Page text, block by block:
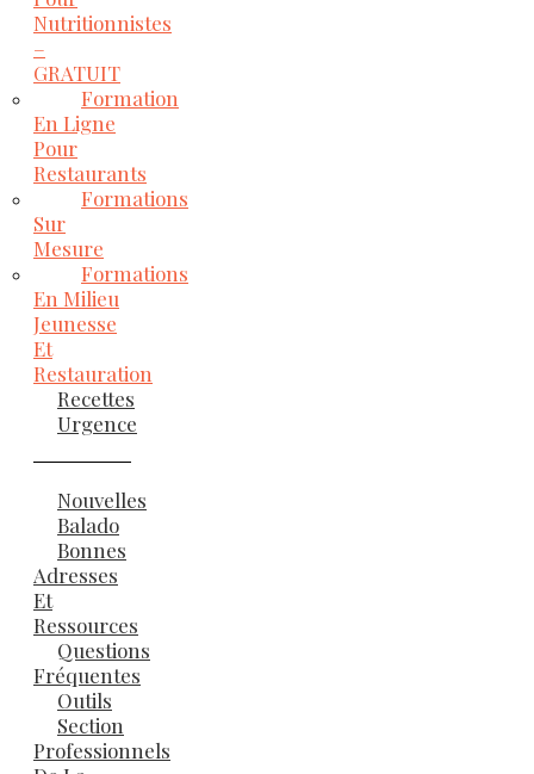
Nutritionnistes
–
GRATUIT
Formation
En Ligne
Pour
Restaurants
Formations
Sur
Mesure
Formations
En Milieu
Jeunesse
Et
Restauration
Recettes
Urgence
Nouvelles
Balado
Bonnes
Adresses
Et
Ressources
Questions
Fréquentes
Outils
Section
Professionnels